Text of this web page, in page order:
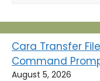
Cara Transfer
Command
August 5, 2026